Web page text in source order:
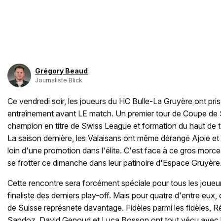
Grégory Beaud
Journaliste Blick
Ce vendredi soir, les joueurs du HC Bulle-La Gruyère ont
entraînement avant LE match. Un premier tour de Coupe
champion en titre de Swiss League et formation du haut de
La saison dernière, les Valaisans ont même dérangé Ajoie
loin d'une promotion dans l'élite. C'est face à ce gros
se frotter ce dimanche dans leur patinoire d'Espace
Cette rencontre sera forcément spéciale pour tous les
finaliste des derniers play-off. Mais pour quatre d'entre eux,
de Suisse représnete davantage. Fidèles parmi les fidèles,